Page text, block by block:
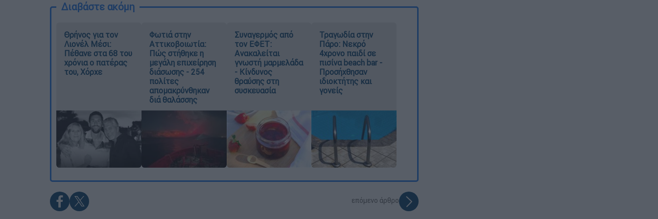
Διαβάστε ακόμη
Θρήνος για τον
Λιονέλ Μέσι:
Πέθανε στα 68 του
χρόνια ο πατέρας
του, Χόρχε
Φωτιά στην
Αττικοβοιωτία:
Πώς στήθηκε η
μεγάλη επιχείρηση
διάσωσης - 254
πολίτες
απομακρύνθηκαν
διά θαλάσσης
Συναγερμός από
τον ΕΦΕΤ:
Ανακαλείται
γνωστή μαρμελάδα
- Κίνδυνος
θραύσης στη
συσκευασία
Τραγωδία στην
Πάρο: Νεκρό
4χρονο παιδί σε
πισίνα beach bar -
Προσήχθησαν
ιδιοκτήτης και
γονείς
επόμενο άρθρο